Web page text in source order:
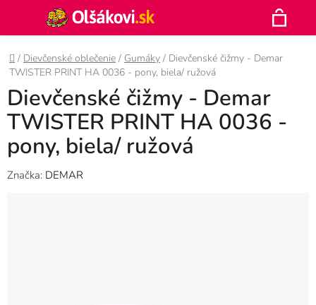
obsah
Hľadať
Domov
/ Dievčenské oblečenie / Gumáky / Dievčenské čižmy - Demar
TWISTER PRINT HA 0036 - pony, biela/ ružová
Dievčenské čižmy - Demar
TWISTER PRINT HA 0036 -
pony, biela/ ružová
Značka: DEMAR